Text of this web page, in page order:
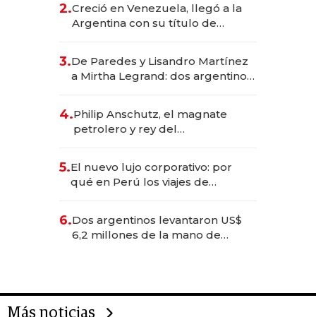
2.Creció en Venezuela, llegó a la
Argentina con su título de
las marcas "fast premium"
3.De Paredes y Lisandro Martínez
a Mirtha Legrand: dos argentinos
4.Philip Anschutz, el magnate
petrolero y rey del
Fénix
5.El nuevo lujo corporativo: por
qué en Perú los viajes de
para convertirse en experiencias
transformadoras
6.Dos argentinos levantaron US$
6,2 millones de la mano de
Más noticias